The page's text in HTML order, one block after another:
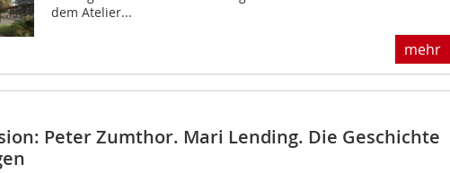
dem Atelier...
mehr
Peter Zumthor. Mari Lending. Die Geschichte